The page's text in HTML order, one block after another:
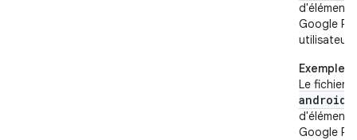
d'élément
Google
Exemple 3
Le fichier
d'élément
Google